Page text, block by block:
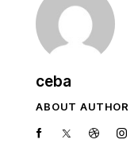
ceba
ABOUT AUTHOR